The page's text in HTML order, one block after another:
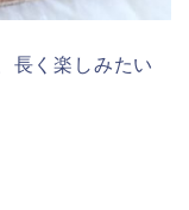
長く楽しみたい